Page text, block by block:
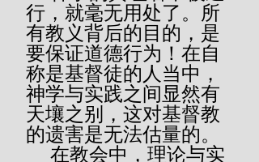
行，就毫无用处了。所
有教义背后的目的，是
要保证道德行为！在自
称是基督徒的人当中，
神学与实践之间显然有
天壤之别，这对基督教
的遗害是无法估量的。